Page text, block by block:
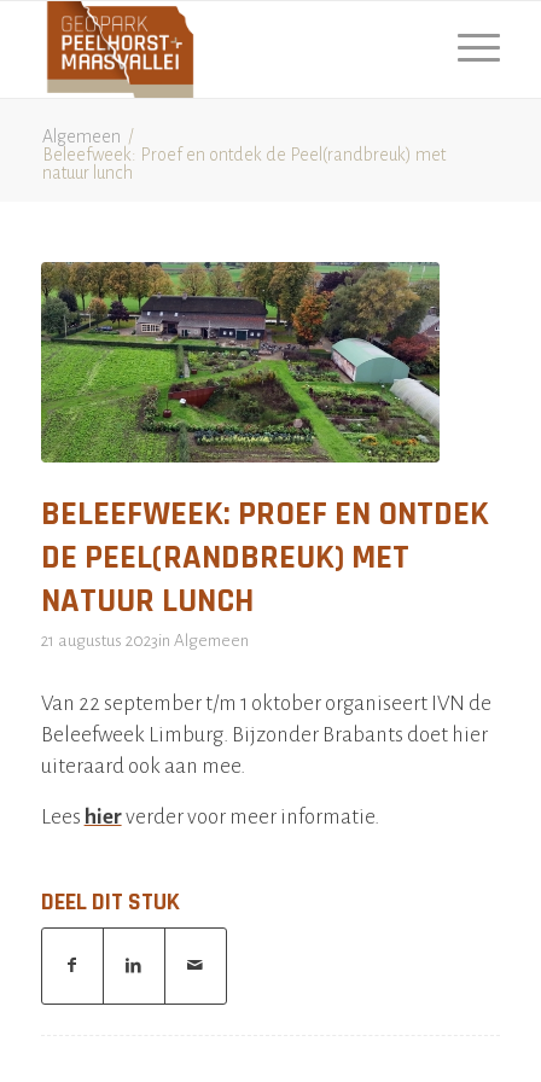
Algemeen /
Beleefweek: Proef en ontdek de Peel(randbreuk) met
natuur lunch
BELEEFWEEK: PROEF EN ONTDEK
DE PEEL(RANDBREUK) MET
NATUUR LUNCH
21 augustus 2023in Algemeen
Van 22 september t/m 1 oktober organiseert IVN de
Beleefweek Limburg. Bijzonder Brabants doet hier
uiteraard ook aan mee.
Lees hierverder voor meer informatie.
DEEL DIT STUK